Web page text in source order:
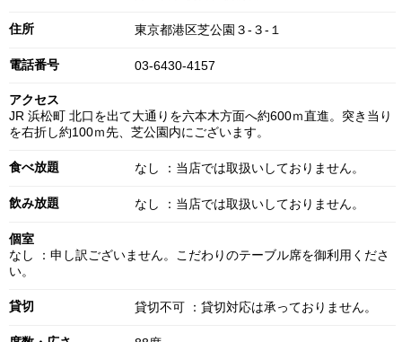
住所 東京都港区芝公園３-３-１
電話番号 03-6430-4157
アクセス
JR 浜松町 北口を出て大通りを六本木方面へ約600ｍ直進。突き当り
を右折し約100ｍ先、芝公園内にございます。
食べ放題 なし ：当店では取扱いしておりません。
飲み放題 なし ：当店では取扱いしておりません。
個室
なし ：申し訳ございません。こだわりのテーブル席を御利用くださ
い。
貸切 貸切不可 ：貸切対応は承っておりません。